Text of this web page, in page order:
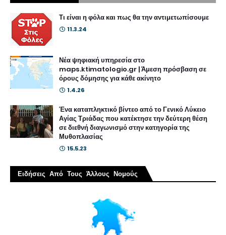
Τι είναι η φόλα και πως θα την αντιμετωπίσουμε
11.3.24
Νέα ψηφιακή υπηρεσία στο
maps.ktimatologio.gr | Άμεση πρόσβαση σε
όρους δόμησης για κάθε ακίνητο
1.4.26
Ένα καταπληκτικό βίντεο από το Γενικό Λύκειο
Αγίας Τριάδας που κατέκτησε την δεύτερη θέση
σε διεθνή διαγωνισμό στην κατηγορία της
Μυθοπλασίας
15.5.23
Ειδήσεις Από Τους Άλλους Νομούς